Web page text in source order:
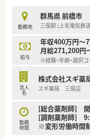
■充実した研修制度
があるのも特徴です
勤務地
群馬県 前橋市
三俣駅 (上毛電気鉄
給与
年収400万円～
月給271,200円
※経験・年齢・選択
法人
名
株式会社スギ薬
スギ薬局 三俣店
勤務
時間
[総合薬剤師] 開
[調剤薬剤師]
※変形労働時間